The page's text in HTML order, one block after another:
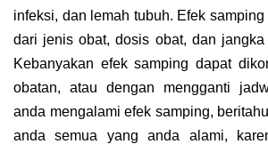
infeksi, dan lemah tubuh. Efek
dari jenis obat, dosis obat, dan jangka
Kebanyakan efek samping dapat
obatan, atau dengan mengganti
anda mengalami efek samping,
anda semua yang anda alami,